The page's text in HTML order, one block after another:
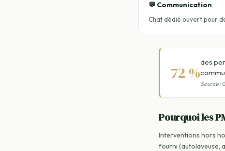
💬 Communication
Chat dédié ouvert pour
72 %
des
Source :
Pourquoi les
Interventions hors
fourni (autolaveuse,